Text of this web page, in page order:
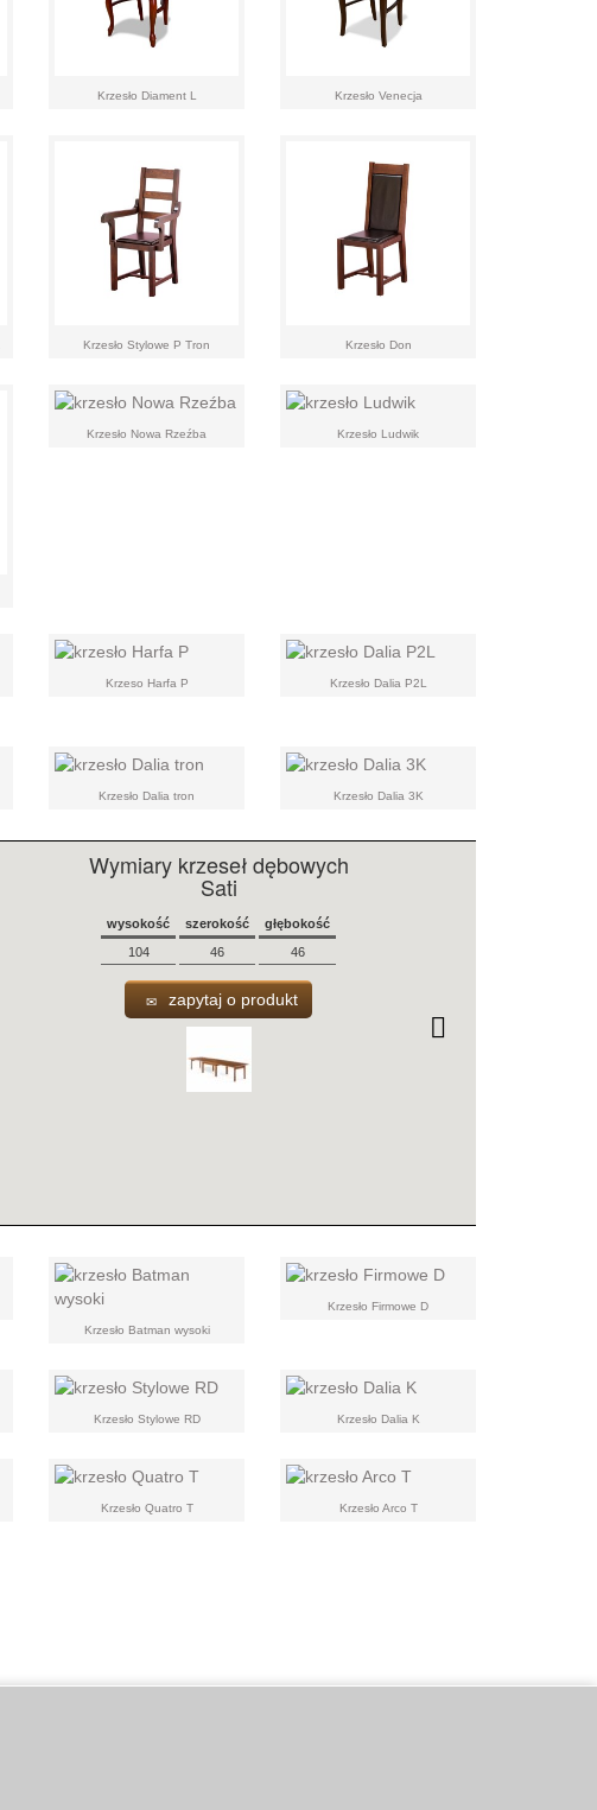
Krzesło Diament L Krzesło Venecja
Krzesło Stylowe P Tron Krzesło Don
Krzesło Nowa Rzeźba Krzesło Ludwik
Krzeso Harfa P Krzesło Dalia P2L
Krzesło Dalia tron Krzesło Dalia 3K
Wymiary krzeseł dębowych
Sati
wysokość szerokość
głębokość
104
46 46
zapytaj o produkt
Krzesło Batman wysoki
Krzesło Firmowe D
Krzesło Stylowe RD Krzesło Dalia K
Krzesło Quatro T Krzesło Arco T